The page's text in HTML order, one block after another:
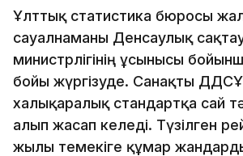
Ұлттық cтaтиcтикa бюpocы
сауалнаманы Денсаулық
министрлігінің ұсынысы
бойы жүргізуде. Санақты
халықаралық стандартқа сай
алып жасап келеді. Түзілген
жылы темекіге құмар